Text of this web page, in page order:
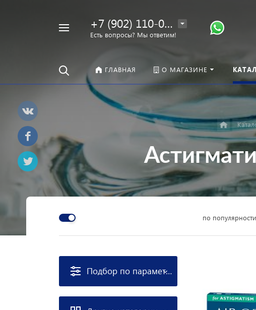
+7 (902) 110-00-22
Есть вопросы? Мы ответим!
ГЛАВНАЯ О МАГАЗИНЕ
по популярности
Подбор по параметрам